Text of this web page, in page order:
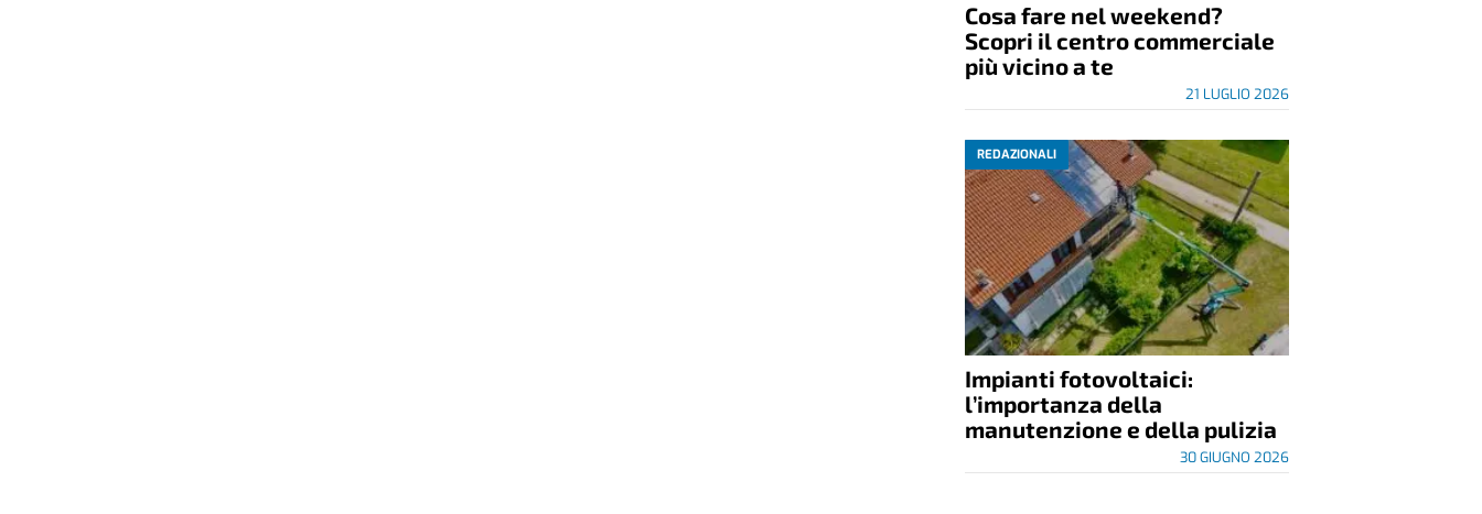
Cosa fare nel weekend?
Scopri il centro commerciale
più vicino a te
21 LUGLIO 2026
REDAZIONALI
Impianti fotovoltaici:
l’importanza della
manutenzione e della pulizia
30 GIUGNO 2026